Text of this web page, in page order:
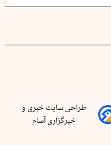
طراحی سایت خبری و
خبرگزاری آسام